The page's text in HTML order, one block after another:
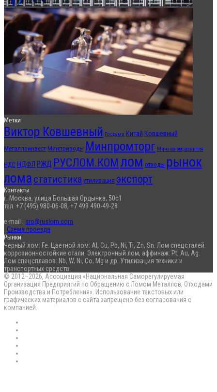
Метки
Виктор Ковшевный Госдума Китай Ковшевный
Металлоинвест Минприроды Минпромторг Минэкономразвития
НДС НДФЛ РЖД РУСЛОМ.КОМ лом отходы рынок
лома статистика утилизация экспорт
Контакты
г. Москва, улица Большая Ордынка, 50с1
тел. +7 (495) 980-06-08, +7 499 490-49-28
e-mail : sro@ruslom.com
Схема проезда
Рынки
Черный лом: Fe. Цветной лом: Al, Cu, Pb, Ni, Ti, Zn, Sn. Лом спецсталей:
коррозионностойкие стали. Электронный лом, аффинаж: Pt, Au, Ag.
Лом спецсплавов: Nb, W, Ni, Co, Mg и др. Утилизация техники и
транспортных средств.
© 2012–2026, Ассоциация «Национальная Саморегулируемая
Организация Предприятий по Обращению с Ломом Металлов, Отходами
Производства и Потребления». Использование текстовых или
графических материалов с сайта запрещено без согласования с
компанией.